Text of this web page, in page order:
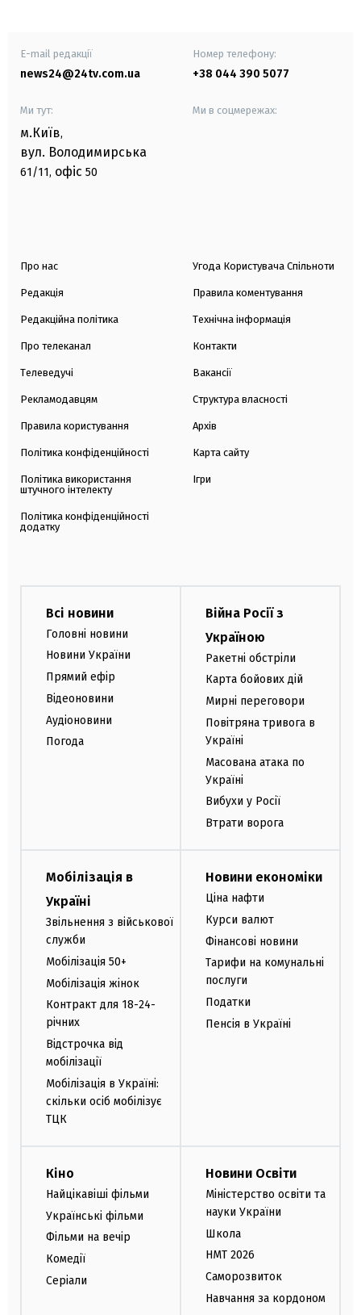
E-mail редакції
news24@24tv.com.ua
Номер телефону:
+38 044 390 5077
Ми тут:
м.Київ,
вул. Володимирська
61/11, офіс 50
Ми в соцмережах:
Про нас
Редакція
Редакційна політика
Про телеканал
Телеведучі
Рекламодавцям
Правила користування
Політика конфіденційності
Політика використання
штучного інтелекту
Політика конфіденційності
додатку
Угода Користувача Спільноти
Правила коментування
Технічна інформація
Контакти
Вакансії
Структура власності
Архів
Карта сайту
Ігри
Всі новини
Головні новини
Новини України
Прямий ефір
Відеоновини
Аудіоновини
Погода
Війна Росії з
Україною
Ракетні обстріли
Карта бойових дій
Мирні переговори
Повітряна тривога в
Україні
Масована атака по
Україні
Вибухи у Росії
Втрати ворога
Мобілізація в
Україні
Звільнення з військової
служби
Мобілізація 50+
Мобілізація жінок
Контракт для 18-24-
річних
Відстрочка від
мобілізації
Мобілізація в Україні:
скільки осіб мобілізує
ТЦК
Новини економіки
Ціна нафти
Курси валют
Фінансові новини
Тарифи на комунальні
послуги
Податки
Пенсія в Україні
Кіно
Найцікавіші фільми
Українські фільми
Фільми на вечір
Комедії
Серіали
Новини Освіти
Міністерство освіти та
науки України
Школа
НМТ 2026
Саморозвиток
Навчання за кордоном